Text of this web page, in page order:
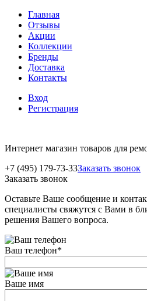
Главная
Отзывы
Акции
Коллекции
Бренды
Доставка
Контакты
Вход
Регистрация
Интернет магазин товаров для
+7 (495) 179-73-33Заказать звонок
Заказать звонок
Оставьте Ваше сообщение и
специалисты свяжутся с Вами в
решения Вашего вопроса.
Ваш телефон*
Ваше имя